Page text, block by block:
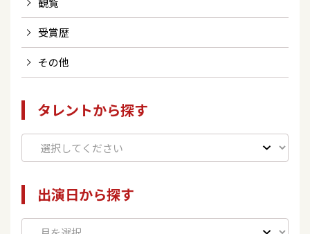
受賞歴
その他
タレントから探す
出演日から探す